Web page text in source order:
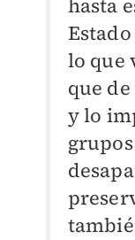
hasta
lo que
que
y lo